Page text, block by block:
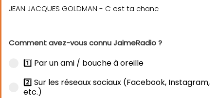
Comment avez-vous connu JaimeRadio ?
1️⃣ Par un ami / bouche à oreille
2️⃣ Sur les réseaux sociaux (Facebook, Instagram,
etc.)